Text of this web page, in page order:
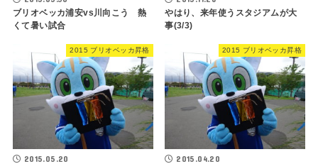
ブリオベッカ浦安vs川向こう 熱
くて暑い試合
やはり、来年使うスタジアムが大
事(3/3)
2015 ブリオベッカ昇格
2015.05.20
2015 ブリオベッカ昇格
2015.04.20